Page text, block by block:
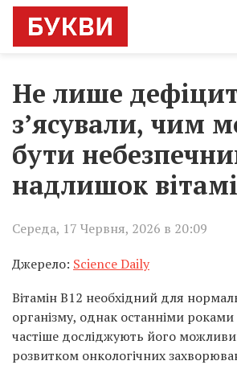
Не лише
з’ясували, чим
бути
надлишок
Середа, 17 Червня, 2026 в 20:09
Джерело: Science Daily
Вітамін B12 необхідний для
організму, однак останніми роками
частіше досліджують його
розвитком онкологічних